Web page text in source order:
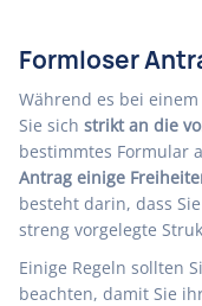
Formloser
Während es bei einem
Sie sich strikt an die
bestimmtes Formular
Antrag einige
besteht darin, dass
streng vorgelegte
Einige Regeln sollten
beachten, damit Sie